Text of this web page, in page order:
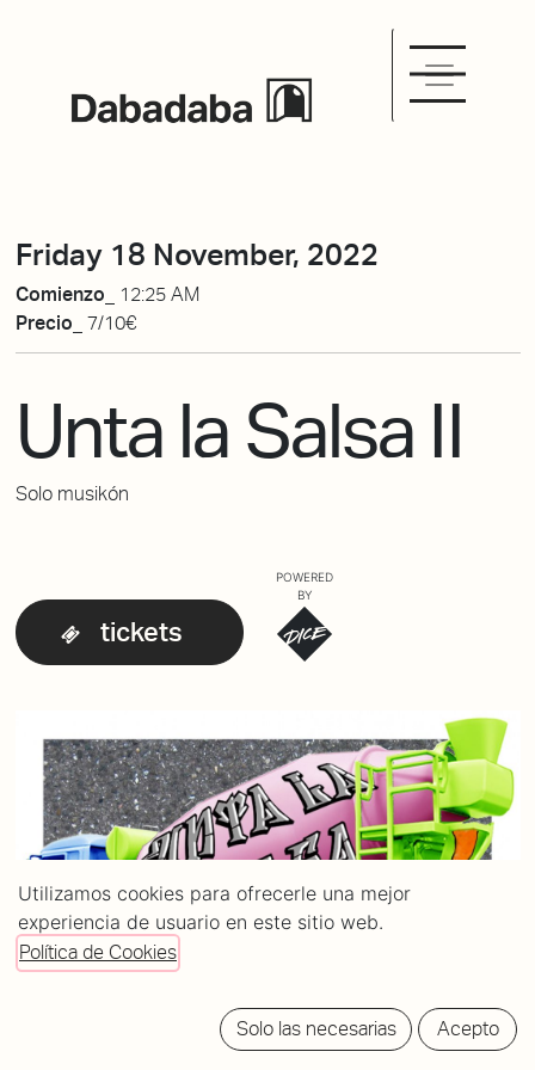
Friday 18 November, 2022
Comienzo_
12:25 AM
Precio_ 7/10€
Unta la Salsa II
Solo musikón
tickets
POWERED
BY
Utilizamos cookies para ofrecerle una mejor
experiencia de usuario en este sitio web.
Política de Cookies
Solo las necesarias Acepto